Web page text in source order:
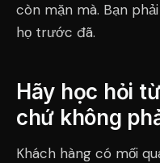
còn mặn mà. Bạn
họ trước đã.
Hãy học hỏi
chứ không
Khách hàng có mối